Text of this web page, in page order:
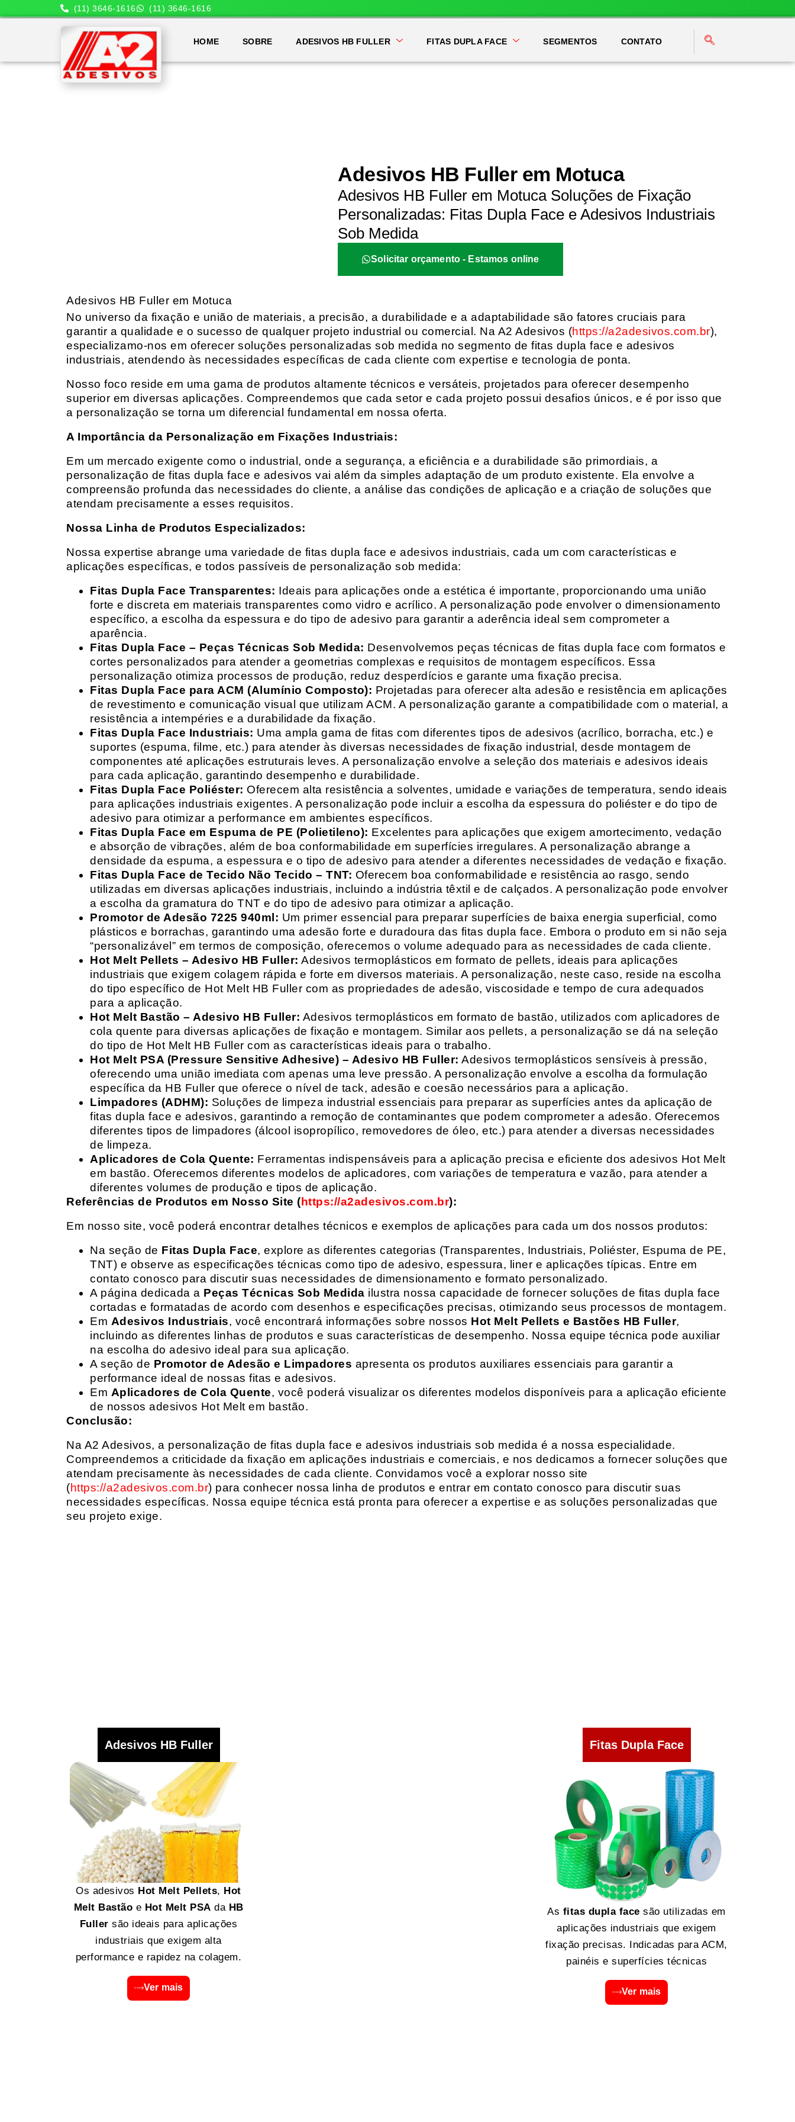
(11) 3646-1616 (11) 3646-1616
HOME SOBRE ADESIVOS HB FULLER FITAS DUPLA FACE SEGMENTOS CONTATO
Adesivos HB Fuller em Motuca
Adesivos HB Fuller em Motuca Soluções de Fixação
Personalizadas: Fitas Dupla Face e Adesivos Industriais
Sob Medida
Solicitar orçamento - Estamos online
Adesivos HB Fuller em Motuca
No universo da fixação e união de materiais, a precisão, a durabilidade e a adaptabilidade são fatores cruciais para
garantir a qualidade e o sucesso de qualquer projeto industrial ou comercial. Na A2 Adesivos (https://a2adesivos.com.br),
especializamo-nos em oferecer soluções personalizadas sob medida no segmento de fitas dupla face e adesivos
industriais, atendendo às necessidades específicas de cada cliente com expertise e tecnologia de ponta.
Nosso foco reside em uma gama de produtos altamente técnicos e versáteis, projetados para oferecer desempenho
superior em diversas aplicações. Compreendemos que cada setor e cada projeto possui desafios únicos, e é por isso que
a personalização se torna um diferencial fundamental em nossa oferta.
A Importância da Personalização em Fixações Industriais:
Em um mercado exigente como o industrial, onde a segurança, a eficiência e a durabilidade são primordiais, a
personalização de fitas dupla face e adesivos vai além da simples adaptação de um produto existente. Ela envolve a
compreensão profunda das necessidades do cliente, a análise das condições de aplicação e a criação de soluções que
atendam precisamente a esses requisitos.
Nossa Linha de Produtos Especializados:
Nossa expertise abrange uma variedade de fitas dupla face e adesivos industriais, cada um com características e
aplicações específicas, e todos passíveis de personalização sob medida:
Fitas Dupla Face Transparentes: Ideais para aplicações onde a estética é importante, proporcionando uma união
forte e discreta em materiais transparentes como vidro e acrílico. A personalização pode envolver o dimensionamento
específico, a escolha da espessura e do tipo de adesivo para garantir a aderência ideal sem comprometer a
aparência.
Fitas Dupla Face – Peças Técnicas Sob Medida: Desenvolvemos peças técnicas de fitas dupla face com formatos e
cortes personalizados para atender a geometrias complexas e requisitos de montagem específicos. Essa
personalização otimiza processos de produção, reduz desperdícios e garante uma fixação precisa.
Fitas Dupla Face para ACM (Alumínio Composto): Projetadas para oferecer alta adesão e resistência em aplicações
de revestimento e comunicação visual que utilizam ACM. A personalização garante a compatibilidade com o material, a
resistência a intempéries e a durabilidade da fixação.
Fitas Dupla Face Industriais: Uma ampla gama de fitas com diferentes tipos de adesivos (acrílico, borracha, etc.) e
suportes (espuma, filme, etc.) para atender às diversas necessidades de fixação industrial, desde montagem de
componentes até aplicações estruturais leves. A personalização envolve a seleção dos materiais e adesivos ideais
para cada aplicação, garantindo desempenho e durabilidade.
Fitas Dupla Face Poliéster: Oferecem alta resistência a solventes, umidade e variações de temperatura, sendo ideais
para aplicações industriais exigentes. A personalização pode incluir a escolha da espessura do poliéster e do tipo de
adesivo para otimizar a performance em ambientes específicos.
Fitas Dupla Face em Espuma de PE (Polietileno): Excelentes para aplicações que exigem amortecimento, vedação
e absorção de vibrações, além de boa conformabilidade em superfícies irregulares. A personalização abrange a
densidade da espuma, a espessura e o tipo de adesivo para atender a diferentes necessidades de vedação e fixação.
Fitas Dupla Face de Tecido Não Tecido – TNT: Oferecem boa conformabilidade e resistência ao rasgo, sendo
utilizadas em diversas aplicações industriais, incluindo a indústria têxtil e de calçados. A personalização pode envolver
a escolha da gramatura do TNT e do tipo de adesivo para otimizar a aplicação.
Promotor de Adesão 7225 940ml: Um primer essencial para preparar superfícies de baixa energia superficial, como
plásticos e borrachas, garantindo uma adesão forte e duradoura das fitas dupla face. Embora o produto em si não seja
“personalizável” em termos de composição, oferecemos o volume adequado para as necessidades de cada cliente.
Hot Melt Pellets – Adesivo HB Fuller: Adesivos termoplásticos em formato de pellets, ideais para aplicações
industriais que exigem colagem rápida e forte em diversos materiais. A personalização, neste caso, reside na escolha
do tipo específico de Hot Melt HB Fuller com as propriedades de adesão, viscosidade e tempo de cura adequados
para a aplicação.
Hot Melt Bastão – Adesivo HB Fuller: Adesivos termoplásticos em formato de bastão, utilizados com aplicadores de
cola quente para diversas aplicações de fixação e montagem. Similar aos pellets, a personalização se dá na seleção
do tipo de Hot Melt HB Fuller com as características ideais para o trabalho.
Hot Melt PSA (Pressure Sensitive Adhesive) – Adesivo HB Fuller: Adesivos termoplásticos sensíveis à pressão,
oferecendo uma união imediata com apenas uma leve pressão. A personalização envolve a escolha da formulação
específica da HB Fuller que oferece o nível de tack, adesão e coesão necessários para a aplicação.
Limpadores (ADHM): Soluções de limpeza industrial essenciais para preparar as superfícies antes da aplicação de
fitas dupla face e adesivos, garantindo a remoção de contaminantes que podem comprometer a adesão. Oferecemos
diferentes tipos de limpadores (álcool isopropílico, removedores de óleo, etc.) para atender a diversas necessidades
de limpeza.
Aplicadores de Cola Quente: Ferramentas indispensáveis para a aplicação precisa e eficiente dos adesivos Hot Melt
em bastão. Oferecemos diferentes modelos de aplicadores, com variações de temperatura e vazão, para atender a
diferentes volumes de produção e tipos de aplicação.
Referências de Produtos em Nosso Site (https://a2adesivos.com.br):
Em nosso site, você poderá encontrar detalhes técnicos e exemplos de aplicações para cada um dos nossos produtos:
Na seção de Fitas Dupla Face, explore as diferentes categorias (Transparentes, Industriais, Poliéster, Espuma de PE,
TNT) e observe as especificações técnicas como tipo de adesivo, espessura, liner e aplicações típicas. Entre em
contato conosco para discutir suas necessidades de dimensionamento e formato personalizado.
A página dedicada a Peças Técnicas Sob Medida ilustra nossa capacidade de fornecer soluções de fitas dupla face
cortadas e formatadas de acordo com desenhos e especificações precisas, otimizando seus processos de montagem.
Em Adesivos Industriais, você encontrará informações sobre nossos Hot Melt Pellets e Bastões HB Fuller,
incluindo as diferentes linhas de produtos e suas características de desempenho. Nossa equipe técnica pode auxiliar
na escolha do adesivo ideal para sua aplicação.
A seção de Promotor de Adesão e Limpadores apresenta os produtos auxiliares essenciais para garantir a
performance ideal de nossas fitas e adesivos.
Em Aplicadores de Cola Quente, você poderá visualizar os diferentes modelos disponíveis para a aplicação eficiente
de nossos adesivos Hot Melt em bastão.
Conclusão:
Na A2 Adesivos, a personalização de fitas dupla face e adesivos industriais sob medida é a nossa especialidade.
Compreendemos a criticidade da fixação em aplicações industriais e comerciais, e nos dedicamos a fornecer soluções que
atendam precisamente às necessidades de cada cliente. Convidamos você a explorar nosso site
(https://a2adesivos.com.br) para conhecer nossa linha de produtos e entrar em contato conosco para discutir suas
necessidades específicas. Nossa equipe técnica está pronta para oferecer a expertise e as soluções personalizadas que
seu projeto exige.
Adesivos HB Fuller
Os adesivos Hot Melt Pellets, Hot
Melt Bastão e Hot Melt PSA da HB
Fuller são ideais para aplicações
industriais que exigem alta
performance e rapidez na colagem.
Ver mais
Fitas Dupla Face
As fitas dupla face são utilizadas em
aplicações industriais que exigem
fixação precisas. Indicadas para ACM,
painéis e superfícies técnicas
Ver mais